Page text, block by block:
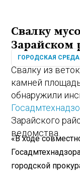
Свалку
Зарайском
ГОРОДСКАЯ СРЕДА
Свалку из
камней
обнаружили
Зарайского
ведомства.
«В ходе
городской